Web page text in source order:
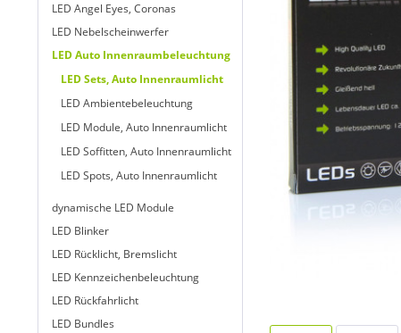
LED Angel Eyes, Coronas
LED Nebelscheinwerfer
LED Auto Innenraumbeleuchtung
LED Sets, Auto Innenraumlicht
LED Ambientebeleuchtung
LED Module, Auto Innenraumlicht
LED Soffitten, Auto Innenraumlicht
LED Spots, Auto Innenraumlicht
dynamische LED Module
LED Blinker
LED Rücklicht, Bremslicht
LED Kennzeichenbeleuchtung
LED Rückfahrlicht
LED Bundles